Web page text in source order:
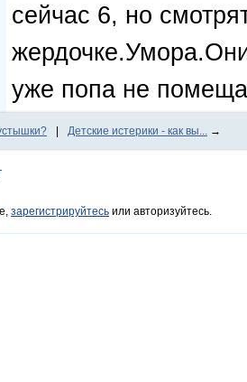
сейчас 6, но
уже попа не
Детские истерики - как вы... →
зарегистрируйтесь или авторизуйтесь.